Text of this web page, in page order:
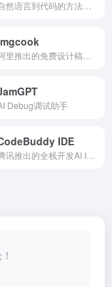
Debug调试助手
IDE